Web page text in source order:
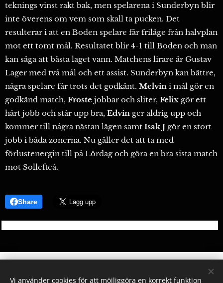
teknings vinst rakt bak, men spelarena i Sunderbyn blir
inte överens om vem som skall ta pucken. Det
resulterar i att en Boden spelare får friläge från halvplan
mot ett tomt mål. Resultatet blir 4-1 till Boden och man
kan säga att bästa laget vann. Matchens lirare är Gustav
Lager med två mål och ett assist. Sunderbyn kan bättre,
några spelare får trots det godkänt. Melvin i mål gör en
godkänd match, Froste jobbar och sliter, Felix gör ett
hårt jobb och står upp bra, Edvin ger aldrig upp och
kommer till några nästan lägen samt Isak J gör en stort
jobb i båda zonerna. Nu gäller det att ta med
förlustenergin till på Lördag och göra en bra sista match
mot Sollefteå.
Share
Vi använder cookies för att möjliggöra en korrekt funktion